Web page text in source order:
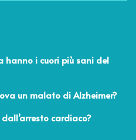
hanno i cuori più sani del
un malato di Alzheimer?
cardiaco?